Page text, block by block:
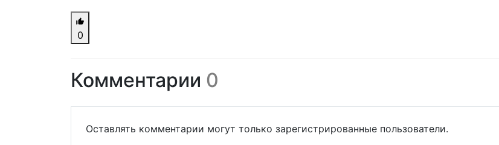
0
Комментарии 0
Оставлять комментарии могут только зарегистрированные пользователи.